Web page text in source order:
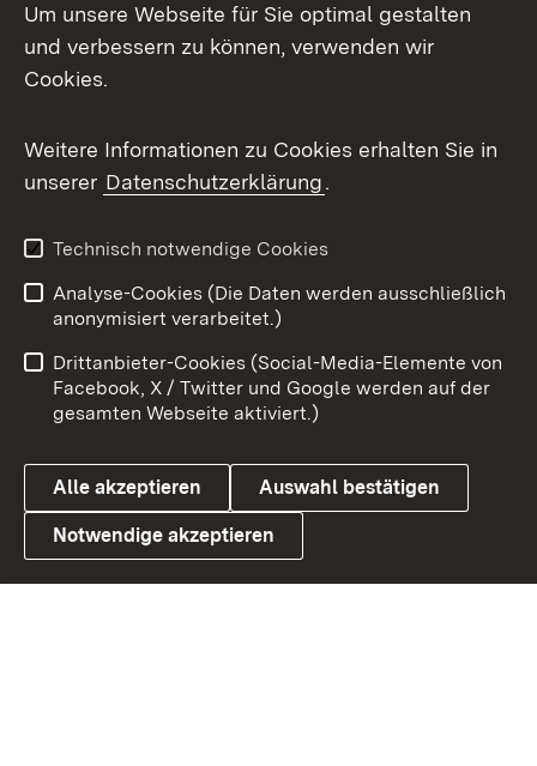
Facebook
X / Twitter
Youtube
Link zum Landesportal
Impressum
Kontakt
Barrierefreiheit
Datenschutz
Cookies
Um unsere Webseite für Sie optimal gestalten
und verbessern zu können, verwenden wir
Cookies.
Weitere Informationen zu Cookies erhalten Sie in
unserer Datenschutzerklärung.
Technisch notwendige Cookies
Analyse-Cookies (Die Daten werden ausschließlich
anonymisiert verarbeitet.)
Drittanbieter-Cookies (Social-Media-Elemente von
Facebook, X / Twitter und Google werden auf der
gesamten Webseite aktiviert.)
Alle akzeptieren Auswahl bestätigen
Notwendige akzeptieren